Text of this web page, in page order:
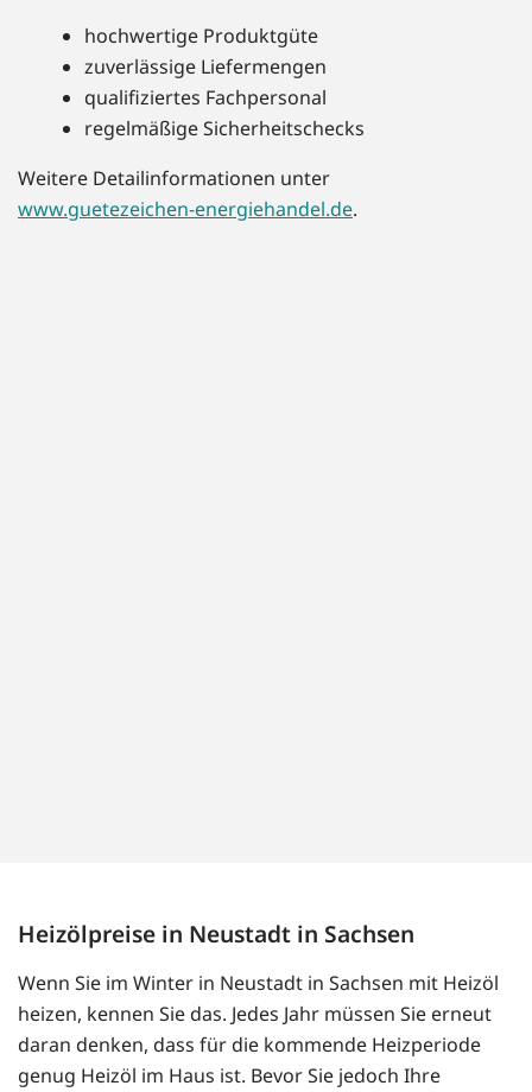
hochwertige Produktgüte
zuverlässige Liefermengen
qualifiziertes Fachpersonal
regelmäßige Sicherheitschecks
Weitere Detailinformationen unter
www.guetezeichen-energiehandel.de.
Heizölpreise in Neustadt in Sachsen
Wenn Sie im Winter in Neustadt in Sachsen mit Heizöl
heizen, kennen Sie das. Jedes Jahr müssen Sie erneut
daran denken, dass für die kommende Heizperiode
genug Heizöl im Haus ist. Bevor Sie jedoch Ihre